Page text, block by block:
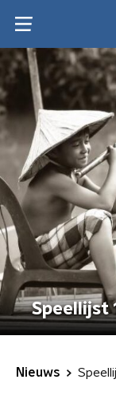
Speellijst
Nieuws